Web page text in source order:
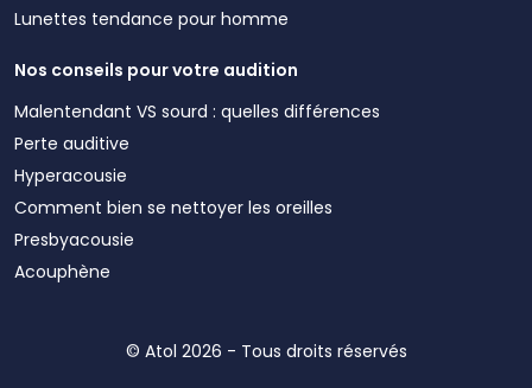
Lunettes tendance pour homme
Nos conseils pour votre audition
Malentendant VS sourd : quelles différences
Perte auditive
Hyperacousie
Comment bien se nettoyer les oreilles
Presbyacousie
Acouphène
© Atol 2026 - Tous droits réservés